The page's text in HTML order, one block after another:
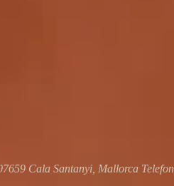
Cala Santanyi, Mallorca Telefon